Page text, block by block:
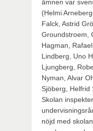
ämnen var
(Helmi
Falck, Astrid
Groundstroem,
Hagman,
Lindberg, Uno
Ljungberg,
Nyman, Alvar
Sjöberg, Helfrid
Skolan
nöjd med